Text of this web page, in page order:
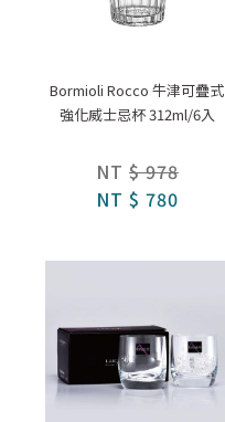
Bormioli Rocco 牛津可疊式
強化威士忌杯 312ml/6入
NT $ 978
NT $ 780